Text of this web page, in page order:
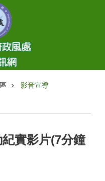
影音宣導
實影片(7分鐘